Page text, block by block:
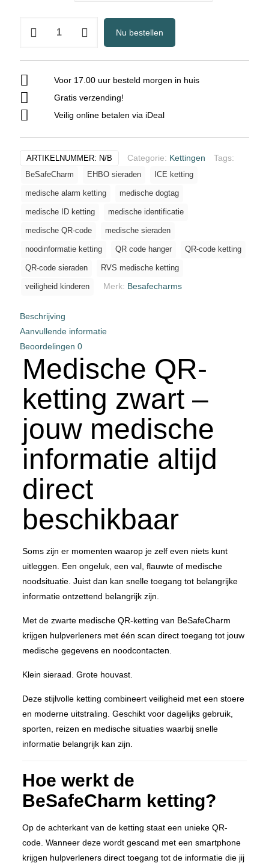
QR-
aantal
Nu bestellen
Voor 17.00 uur besteld morgen in huis
Gratis verzending!
Veilig online betalen via iDeal
ARTIKELNUMMER: N/B Categorie: Kettingen Tags:
BeSafeCharm EHBO sieraden ICE ketting
medische alarm ketting medische dogtag
medische ID ketting medische identificatie
medische QR-code medische sieraden
noodinformatie ketting QR code hanger QR-code ketting
QR-code sieraden RVS medische ketting
veiligheid kinderen Merk: Besafecharms
Beschrijving
Aanvullende informatie
Beoordelingen 0
Medische QR-
ketting zwart –
jouw medische
informatie altijd
direct
beschikbaar
Soms zijn er momenten waarop je zelf even niets kunt
uitleggen. Een ongeluk, een val, flauwte of medische
noodsituatie. Juist dan kan snelle toegang tot belangrijke
informatie ontzettend belangrijk zijn.
Met de zwarte medische QR-ketting van BeSafeCharm
krijgen hulpverleners met één scan direct toegang tot jouw
medische gegevens en noodcontacten.
Klein sieraad. Grote houvast.
Deze stijlvolle ketting combineert veiligheid met een stoere
en moderne uitstraling. Geschikt voor dagelijks gebruik,
sporten, reizen en medische situaties waarbij snelle
informatie belangrijk kan zijn.
Hoe werkt de
BeSafeCharm ketting?
Op de achterkant van de ketting staat een unieke QR-
code. Wanneer deze wordt gescand met een smartphone
krijgen hulpverleners direct toegang tot de informatie die jij